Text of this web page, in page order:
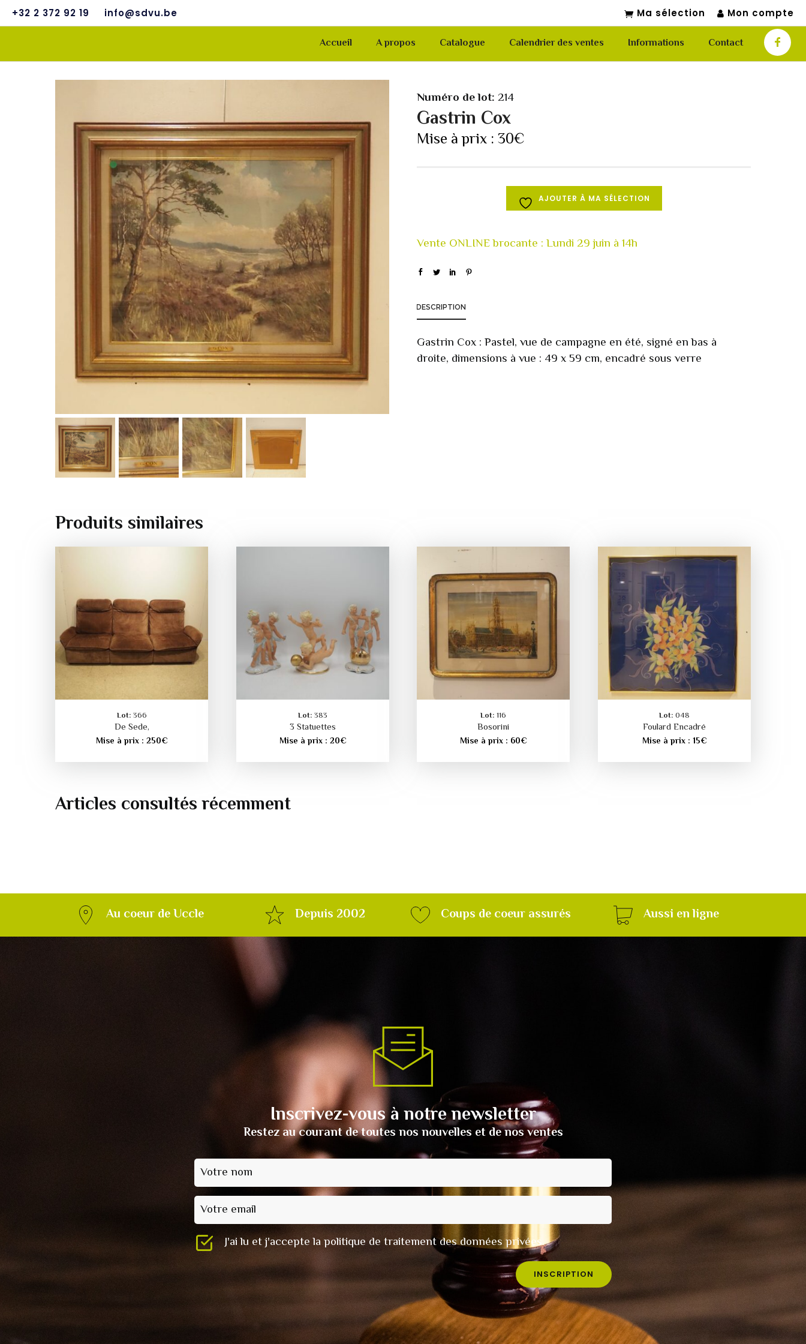
+32 2 372 92 19 info@sdvu.be Ma sélection Mon compte
Accueil A propos Catalogue Calendrier des ventes Informations Contact
Numéro de lot: 214
Gastrin Cox
Mise à prix :30€
AJOUTER À MA SÉLECTION
DESCRIPTION
Gastrin Cox : Pastel, vue de campagne en été, signé en bas à
droite, dimensions à vue : 49 x 59 cm, encadré sous verre
Produits similaires
Lot: 366
De Sede,
Mise à prix :250€
Lot: 383
3 Statuettes
Mise à prix : 20€
Lot: 116
Bosorini
Mise à prix : 60€
Lot: 048
Foulard Encadré
Mise à prix : 15€
Articles consultés récemment
Au coeur de Uccle Depuis 2002 Coups de coeur assurés Aussi en ligne
Inscrivez-vous à notre newsletter
Restez au courant de toutes nos nouvelles et de nos ventes
Votre nom
Votre email
J'ai lu et j'accepte la politique de traitement des données privées.
INSCRIPTION